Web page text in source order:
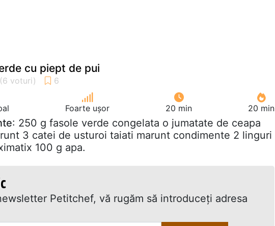
cu piept de pui
Foarte ușor 20 min 20 min
: 250 g fasole verde congelata o jumatate de ceapa
3 catei de usturoi taiati marunt condimente 2 linguri
100 g apa.
Petitchef, vă rugăm să introduceţi adresa